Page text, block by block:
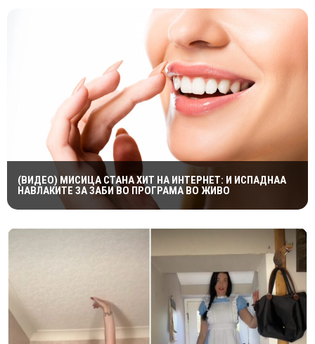
(ВИДЕО) МИСИЦА СТАНА ХИТ НА ИНТЕРНЕТ: И ИСПАДНАА
НАВЛАКИТЕ ЗА ЗАБИ ВО ПРОГРАМА ВО ЖИВО